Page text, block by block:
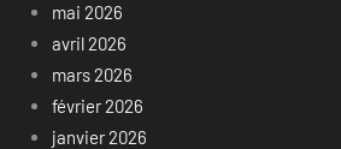
mai 2026
avril 2026
mars 2026
février 2026
janvier 2026